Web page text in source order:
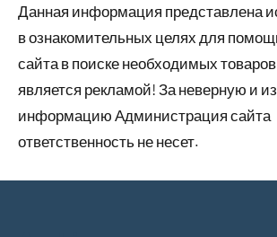
Данная информация представлена
в ознакомительных целях для
сайта в поиске необходимых
является рекламой! За неверную и
информацию Администрация сайта
ответственность не несет.